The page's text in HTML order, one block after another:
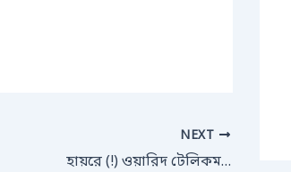
NEXT
হায়রে (!) ওয়ারিদ টেলিকম…